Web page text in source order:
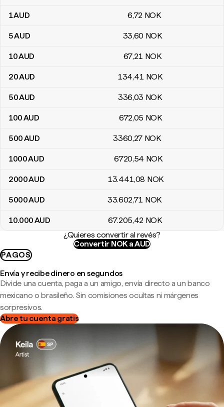
Tabla de conversión de dólares australianos a coronas noruegas
1AUD 6,72 NOK
5AUD 33,60 NOK
10AUD 67,21 NOK
20AUD 134,41 NOK
50AUD 336,03 NOK
100AUD 672,05 NOK
500AUD 3360,27 NOK
1000AUD 6720,54 NOK
2000AUD 13.441,08 NOK
5000AUD 33.602,71 NOK
10.000AUD 67.205,42 NOK
¿Quieres convertir al revés?
Convertir NOK a AUD
PAGOS
Envía y recibe dinero en segundos
Divide una cuenta, paga a un amigo, envía directo a un banco
mexicano o brasileño. Sin comisiones ocultas ni márgenes
sorpresivos.
Abre tu cuenta gratis